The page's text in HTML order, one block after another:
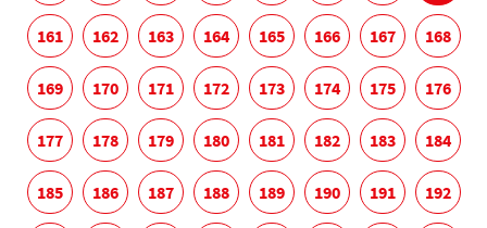
161 162 163 164 165 166 167 168
169 170 171 172 173 174 175 176
177 178 179 180 181 182 183 184
185 186 187 188 189 190 191 192